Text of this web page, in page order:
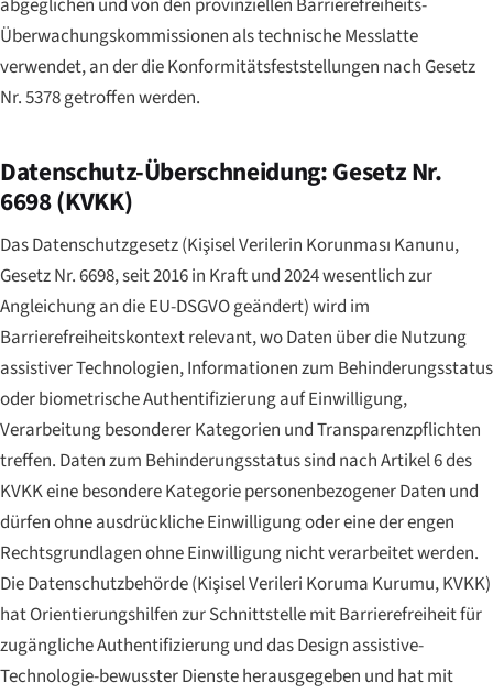
abgeglichen und von den provinziellen Barrierefreiheits-
Überwachungskommissionen als technische Messlatte
verwendet, an der die Konformitätsfeststellungen nach Gesetz
Nr. 5378 getroffen werden.
Datenschutz-Überschneidung: Gesetz Nr.
6698 (KVKK)
Das Datenschutzgesetz (Kişisel Verilerin Korunması Kanunu,
Gesetz Nr. 6698, seit 2016 in Kraft und 2024 wesentlich zur
Angleichung an die EU-DSGVO geändert) wird im
Barrierefreiheitskontext relevant, wo Daten über die Nutzung
assistiver Technologien, Informationen zum Behinderungsstatus
oder biometrische Authentifizierung auf Einwilligung,
Verarbeitung besonderer Kategorien und Transparenzpflichten
treffen. Daten zum Behinderungsstatus sind nach Artikel 6 des
KVKK eine besondere Kategorie personenbezogener Daten und
dürfen ohne ausdrückliche Einwilligung oder eine der engen
Rechtsgrundlagen ohne Einwilligung nicht verarbeitet werden.
Die Datenschutzbehörde (Kişisel Verileri Koruma Kurumu, KVKK)
hat Orientierungshilfen zur Schnittstelle mit Barrierefreiheit für
zugängliche Authentifizierung und das Design assistive-
Technologie-bewusster Dienste herausgegeben und hat mit